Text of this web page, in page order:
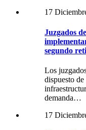
17
Juzgados
segundo
Los
dispuesto
demanda…
17